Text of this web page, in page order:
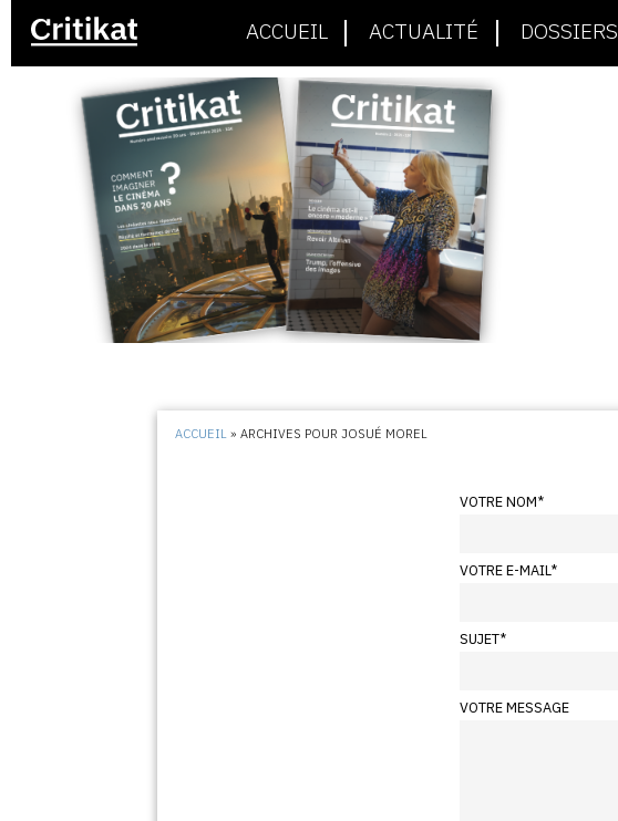
ACCUEIL ACTUALITÉ DOSSIERS
ACCUEIL »ARCHIVES POUR JOSUÉ MOREL
VOTRE NOM*
VOTRE E-MAIL*
SUJET*
VOTRE MESSAGE